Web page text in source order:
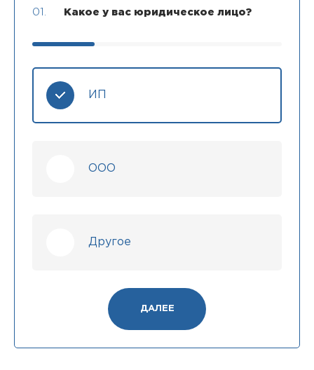
01. Какое у вас юридическое лицо?
ИП
ООО
Другое
ДАЛЕЕ